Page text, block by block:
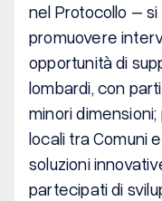
nel Protocollo –
promuovere
opportunità di
lombardi, con
minori
locali tra Comuni
soluzioni
partecipati di